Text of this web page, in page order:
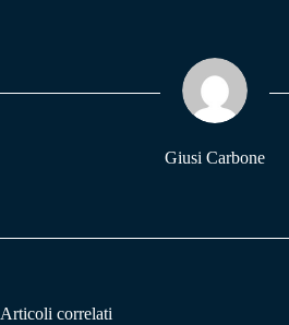
pp m
Giusi Carbone
Articoli correlati